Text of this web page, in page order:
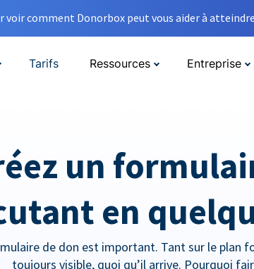
voir comment Donorbox peut vous aider à
Tarifs Ressources Entreprise
un
en
de don est important. Tant sur le plan
toujours visible, quoi qu’il arrive. Pourquoi